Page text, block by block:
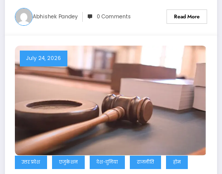
Abhishek Pandey 0 Comments Read More
July 24, 2026
उत्तर प्रदेश एजुकेशन देश-दुनिया राजनीति होम